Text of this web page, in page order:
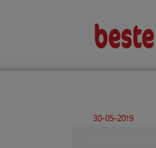
30-05-2019